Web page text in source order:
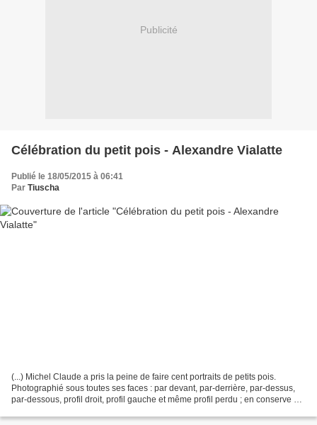
Publicité
Célébration du petit pois - Alexandre Vialatte
Publié le 18/05/2015 à 06:41
Par Tiuscha
(...) Michel Claude a pris la peine de faire cent portraits de petits pois.
Photographié sous toutes ses faces : par devant, par-derrière, par-dessus,
par-dessous, profil droit, profil gauche et même profil perdu ; en conserve et